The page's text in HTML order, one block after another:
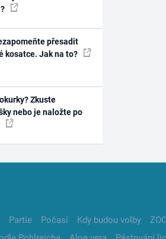
přesadit
kosatce. Jak na to?
Zkuste
nebo je naložte po
Partie Počasí Kdy budou volby